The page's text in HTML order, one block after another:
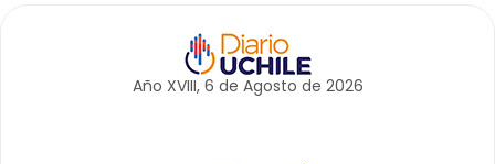
Año XVIII, 6 de Agosto de 2026